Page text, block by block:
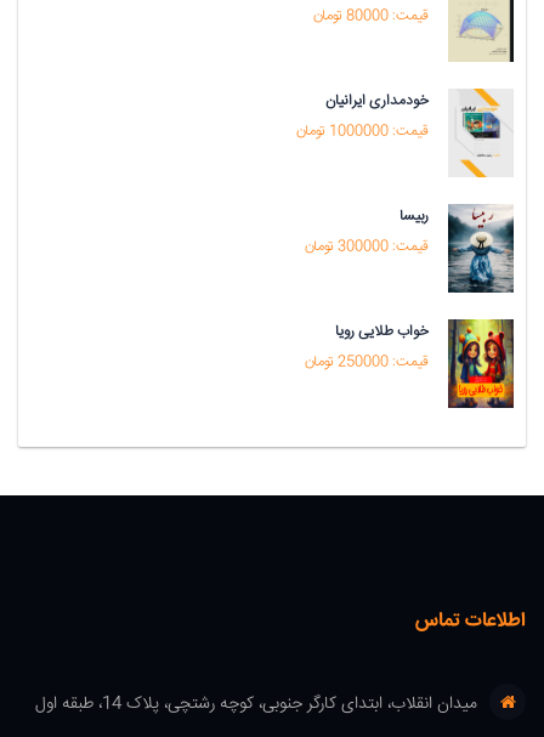
قیمت: 80000 تومان
خودمداری ایرانیان
قیمت: 1000000 تومان
ربیسا
قیمت: 300000 تومان
خواب طلایی رویا
قیمت: 250000 تومان
اطلاعات تماس
میدان انقلاب، ابتدای کارگر جنوبی، کوچه رشتچی، پلاک 14، طبقه اول